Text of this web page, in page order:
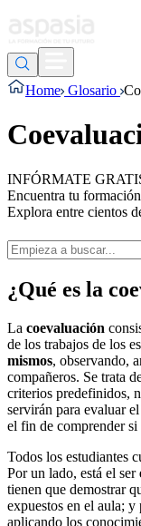
Home Glosario
INFÓRMATE
Encuentra tu
Explora entre cientos
¿Qué es la
La coevaluación
de los trabajos de los
mismos, observando,
compañeros. Se trata
criterios predefinidos,
servirán para evaluar
el fin de comprender si
Todos los estudiantes
Por un lado, está el ser
tienen que demostrar
expuestos en el aula;
aplicando los